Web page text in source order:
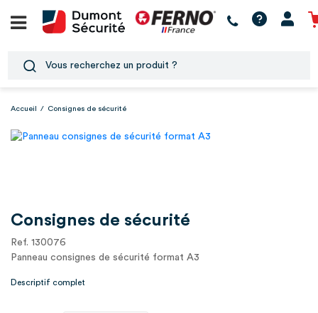
Accueil / Consignes de sécurité
Consignes de sécurité
Ref. 130076
Panneau consignes de sécurité format A3
Descriptif complet